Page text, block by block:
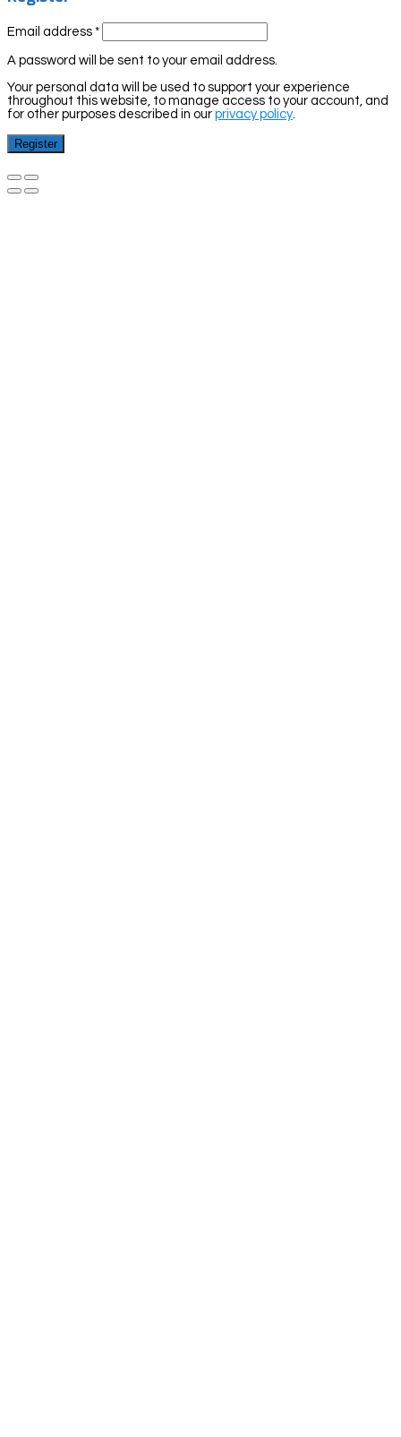
Email address *
A password will be sent to your email address.
Your personal data will be used to support your experience
throughout this website, to manage access to your account, and
for other purposes described in our privacy policy.
Register